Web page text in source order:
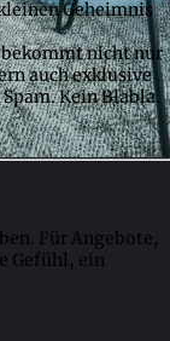
Geheimnis
nicht nur
auch exklusive
Kein Blabla.
Für Angebote,
Gefühl, ein